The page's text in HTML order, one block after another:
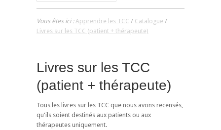
Vous êtes ici :Apprendre les TCC / Catalogue /
Livres sur les TCC (patient + thérapeute)
Livres sur les TCC
(patient + thérapeute)
Tous les livres sur les TCC que nous avons recensés,
qu'ils soient destinés aux patients ou aux
thérapeutes uniquement.